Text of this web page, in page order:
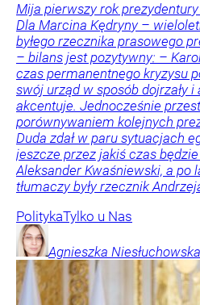
Mija pierwszy rok
Dla Marcina Kędryny –
byłego rzecznika prasowego
– bilans jest pozytywny: –
czas permanentnego kryzysu
swój urząd w sposób dojrzały
akcentuje. Jednocześnie
porównywaniem kolejnych
Duda zdał w paru sytuacjach
jeszcze przez jakiś czas
Aleksander Kwaśniewski, a po
tłumaczy były rzecznik
PolitykaTylko u Nas
Agnieszka Niesłuchowska